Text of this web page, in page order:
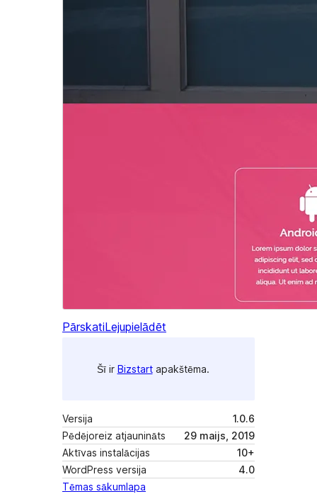
PārskatiLejupielādēt
Šī ir Bizstartapakštēma.
Versija
1.0.6
Pēdējoreiz atjaunināts
29 maijs, 2019
Aktīvas instalācijas
10+
WordPress versija
4.0
Tēmas sākumlapa